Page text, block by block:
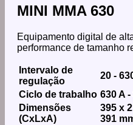
MINI MMA 630
Equipamento digital de
performance de tamanho
Intervalo de
regulação
20 -
Ciclo de trabalho 630 A -
Dimensões
(CxLxA)
395 x
391